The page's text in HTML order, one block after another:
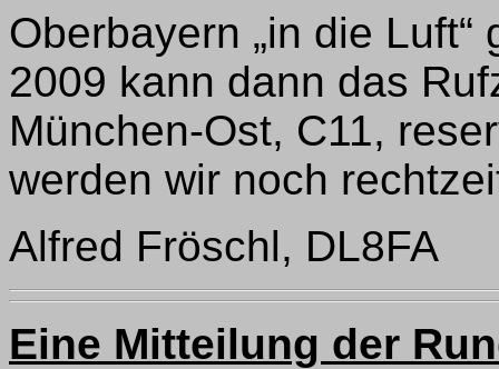
Oberbayern „in die
2009 kann dann das
München-Ost, C11,
werden wir noch
Alfred Fröschl, DL8FA
Eine Mitteilung der